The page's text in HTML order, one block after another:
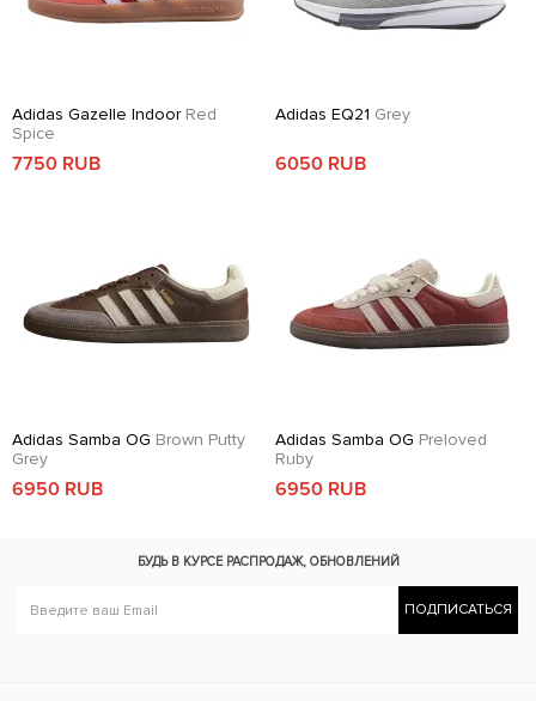
Adidas Gazelle Indoor Red
Spice
7750 RUB
Adidas EQ21 Grey
6050 RUB
Adidas Samba OG Brown Putty
Grey
6950 RUB
Adidas Samba OG Preloved
Ruby
6950 RUB
БУДЬ В КУРСЕ РАСПРОДАЖ, ОБНОВЛЕНИЙ
ПОДПИСАТЬСЯ